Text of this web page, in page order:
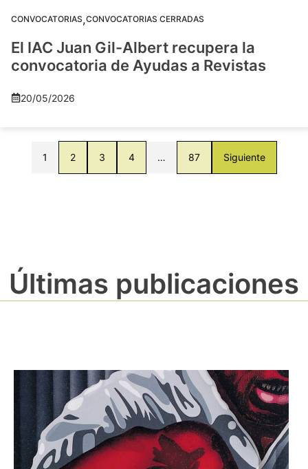
CONVOCATORIAS,CONVOCATORIAS CERRADAS
El IAC Juan Gil-Albert recupera la
convocatoria de Ayudas a Revistas
20/05/2026
1 2 3 4 … 87 Siguiente
Últimas publicaciones